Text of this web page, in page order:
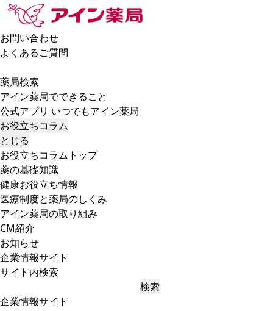
お問い合わせ
よくあるご質問
薬局検索
アイン薬局でできること
公式アプリ いつでもアイン薬局
お役立ちコラム
とじる
お役立ちコラムトップ
薬の基礎知識
健康お役立ち情報
医療制度と薬局のしくみ
アイン薬局の取り組み
CM紹介
お知らせ
企業情報サイト
サイト内検索
検索
企業情報サイト